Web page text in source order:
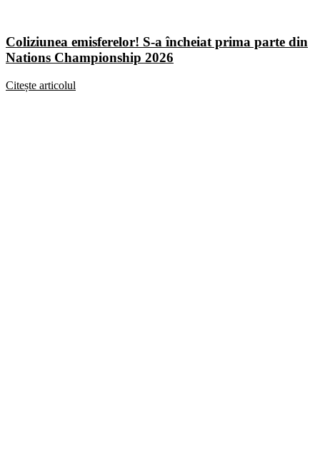
Coliziunea emisferelor! S-a încheiat prima parte din
Nations Championship 2026
Citește articolul